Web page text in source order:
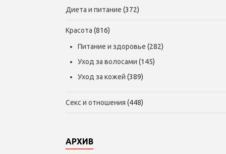
Диета и питание (372)
Красота (816)
Питание и здоровье (282)
Уход за волосами (145)
Уход за кожей (389)
Секс и отношения (448)
АРХИВ